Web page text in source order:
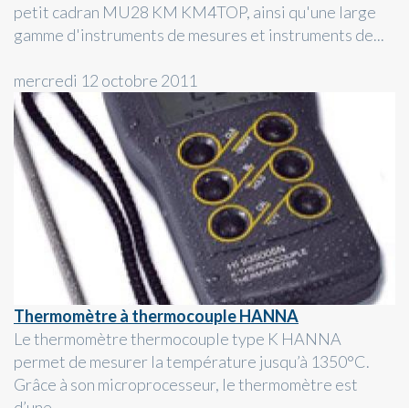
petit cadran MU28 KM KM4TOP, ainsi qu'une large
gamme d'instruments de mesures et instruments de...
mercredi 12 octobre 2011
Thermomètre à thermocouple HANNA
Le thermomètre thermocouple type K HANNA
permet de mesurer la température jusqu’à 1350°C.
Grâce à son microprocesseur, le thermomètre est